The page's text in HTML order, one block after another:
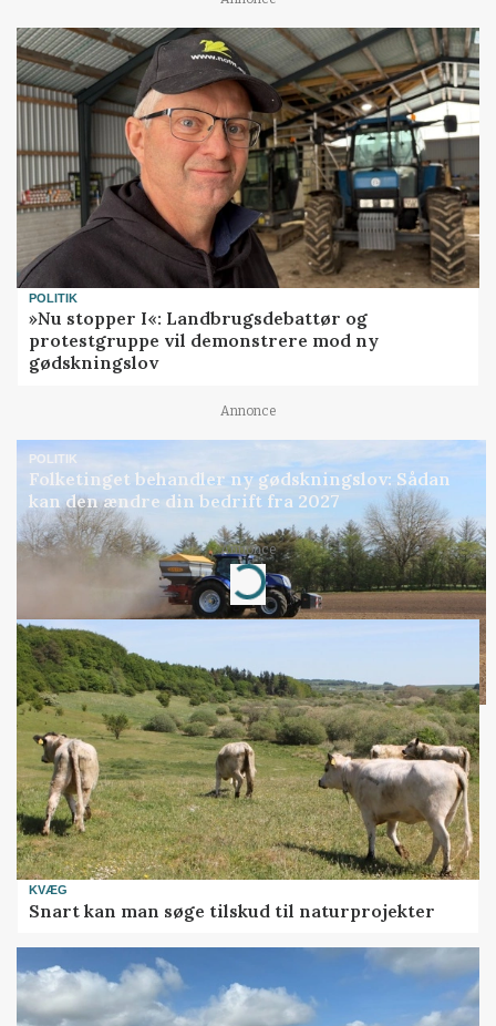
POLITIK
»Nu stopper I«: Landbrugsdebattør og
protestgruppe vil demonstrere mod ny
gødskningslov
Annonce
POLITIK
Folketinget behandler ny gødskningslov: Sådan
kan den ændre din bedrift fra 2027
Annonce
Loading...
KVÆG
Snart kan man søge tilskud til naturprojekter